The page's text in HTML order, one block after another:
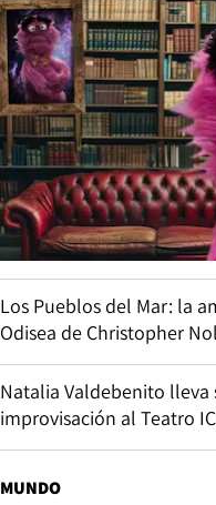
Los Pueblos del Mar: la
Odisea de Christopher
Natalia Valdebenito
improvisación al Teatro
MUNDO